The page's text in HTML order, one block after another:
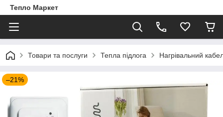
Тепло Маркет
Товари та послуги Тепла підлога Нагрівальний
–21%